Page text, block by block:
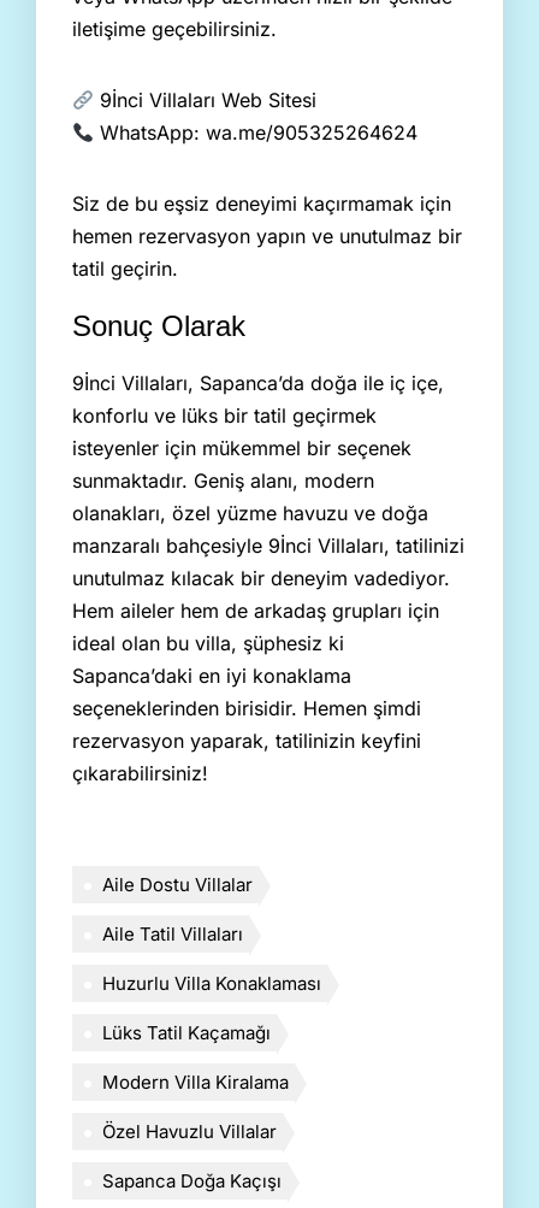
iletişime geçebilirsiniz.
9İnci Villaları Web Sitesi
WhatsApp:wa.me/905325264624
Siz de bu eşsiz deneyimi kaçırmamak için
hemen rezervasyon yapın ve unutulmaz bir
tatil geçirin.
Sonuç Olarak
9İnci Villaları, Sapanca’da doğa ile iç içe,
konforlu ve lüks bir tatil geçirmek
isteyenler için mükemmel bir seçenek
sunmaktadır. Geniş alanı, modern
olanakları, özel yüzme havuzu ve doğa
manzaralı bahçesiyle 9İnci Villaları, tatilinizi
unutulmaz kılacak bir deneyim vadediyor.
Hem aileler hem de arkadaş grupları için
ideal olan bu villa, şüphesiz ki
Sapanca’daki en iyi konaklama
seçeneklerinden birisidir. Hemen şimdi
rezervasyon yaparak, tatilinizin keyfini
çıkarabilirsiniz!
Aile Dostu Villalar
Aile Tatil Villaları
Huzurlu Villa Konaklaması
Lüks Tatil Kaçamağı
Modern Villa Kiralama
Özel Havuzlu Villalar
Sapanca Doğa Kaçışı